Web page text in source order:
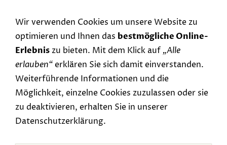
Wir verwenden Cookies um unsere Website zu
optimieren und Ihnen das bestmögliche Online-
Erlebniszu bieten. Mit dem Klick auf „Alle
erlauben“erklären Sie sich damit einverstanden.
Weiterführende Informationen und die
Möglichkeit, einzelne Cookies zuzulassen oder sie
zu deaktivieren, erhalten Sie in unserer
Datenschutzerklärung.